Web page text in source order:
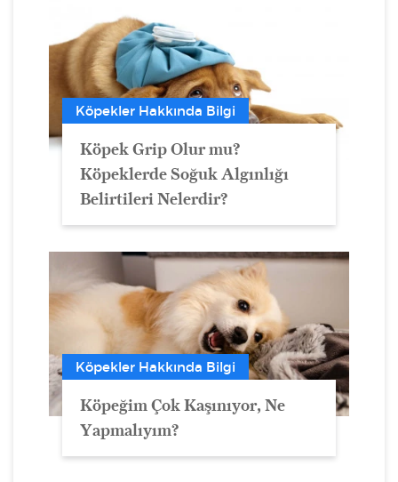
Köpekler Hakkında Bilgi
Köpek Grip Olur mu?
Köpeklerde Soğuk Algınlığı
Belirtileri Nelerdir?
Köpekler Hakkında Bilgi
Köpeğim Çok Kaşınıyor, Ne
Yapmalıyım?